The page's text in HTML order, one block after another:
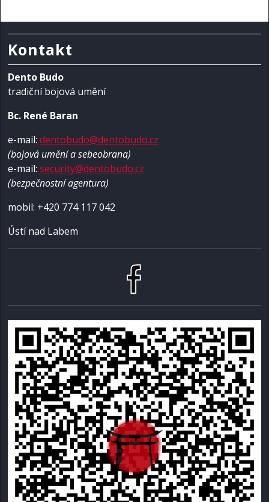
Kontakt
Dento Budo
tradiční bojová umění
Bc. René Baran
e-mail: dentobudo@dentobudo.cz
(bojová umění a sebeobrana)
e-mail: security@dentobudo.cz
(bezpečnostní agentura)
mobil: +420 774 117 042
Ústí nad Labem